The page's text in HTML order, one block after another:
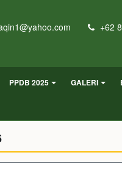
+62
PPDB 2025 GALERI